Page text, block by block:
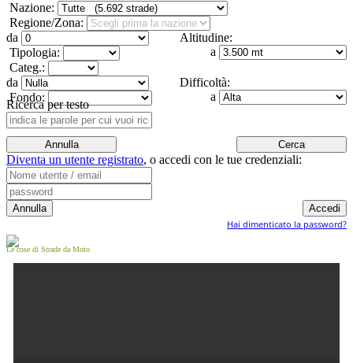
Nazione:
Regione/Zona:
Altitudine:
da
a
Tipologia:
Categ.:
Difficoltà:
da
a
Fondo:
Ricerca per testo
Diventa un utente registrato, o accedi con le tue credenziali:
Hai dimenticato la password?
Le cose di Strade da Moto